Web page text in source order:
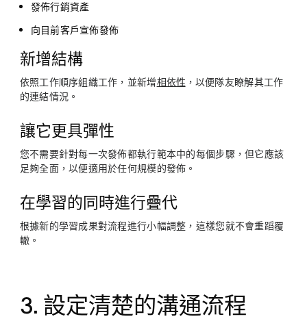
發佈行銷資產
向目前客戶宣佈發佈
新增結構
依照工作順序組織工作，並新增相依性 ，以便隊友瞭解其工作
的連結情況。
讓它更具彈性
您不需要針對每一次發佈都執行範本中的每個步驟，但它應該
足夠全面，以便適用於任何規模的發佈。
在學習的同時進行疊代
根據新的學習成果對流程進行小幅調整，這樣您就不會重蹈覆
轍。
3. 設定清楚的溝通流程